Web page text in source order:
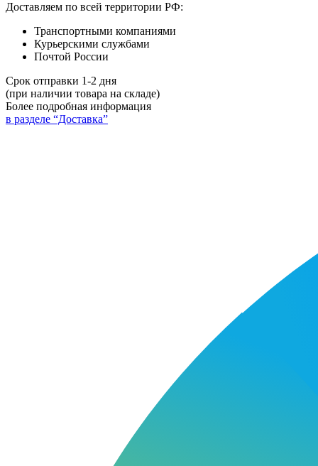
Доставляем по всей территории РФ:
Транспортными компаниями
Курьерскими службами
Почтой России
Срок отправки 1-2 дня
(при наличии товара на складе)
Более подробная информация
в разделе “Доставка”